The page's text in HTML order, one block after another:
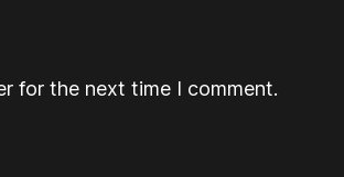
for the next time I comment.